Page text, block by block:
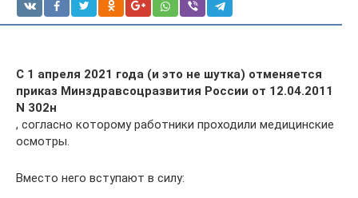
С 1 апреля 2021 года (и это не шутка) отменяется
приказ Минздравсоцразвития России от 12.04.2011
N 302н
, согласно которому работники проходили медицинские
осмотры.
Вместо него вступают в силу: